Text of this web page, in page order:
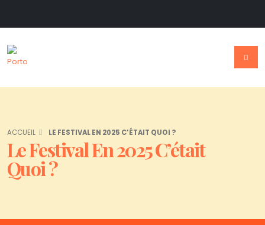
Le Festival En 2025 C’était
Quoi ?
ACCUEIL LE FESTIVAL EN 2025 C’ÉTAIT QUOI ?